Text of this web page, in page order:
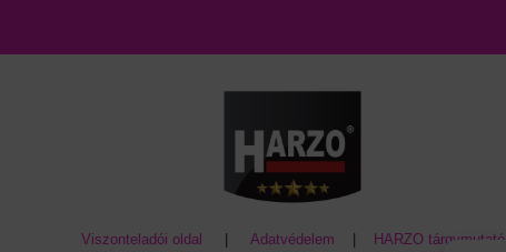
Viszonteladói oldal Adatvédelem HARZO tárgymutató